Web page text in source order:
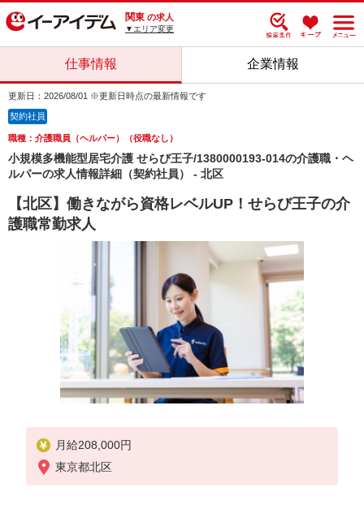
関東 の求人
▼エリア変更
仕事情報 企業情報
更新日：2026/08/01 ※更新日時点の最新情報です
契約社員
職種：介護職員（ヘルパー）（役職なし）
小規模多機能型居宅介護 せらび王子/1380000193-014の介護職・ヘ
ルパーの求人情報詳細（契約社員） - 北区
【北区】働きながら資格レベルUP！せらび王子の介
護職常勤求人
月給208,000円
東京都北区